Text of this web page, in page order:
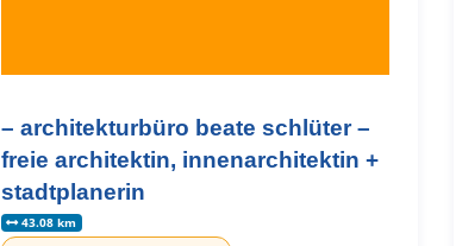
– architekturbüro beate schlüter –
freie architektin, innenarchitektin +
stadtplanerin
43.08 km